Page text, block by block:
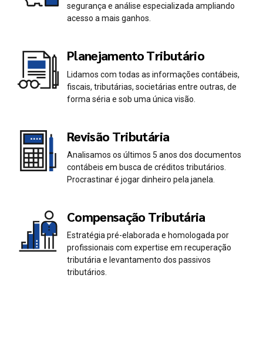
segurança e análise especializada ampliando
acesso a mais ganhos.
Planejamento Tributário
Lidamos com todas as informações contábeis,
fiscais, tributárias, societárias entre outras, de
forma séria e sob uma única visão.
Revisão Tributária
Analisamos os últimos 5 anos dos documentos
contábeis em busca de créditos tributários.
Procrastinar é jogar dinheiro pela janela.
Compensação Tributária
Estratégia pré-elaborada e homologada por
profissionais com expertise em recuperação
tributária e levantamento dos passivos
tributários.
0
1
2
3
4
5
6
0
1
2
3
4
5
6